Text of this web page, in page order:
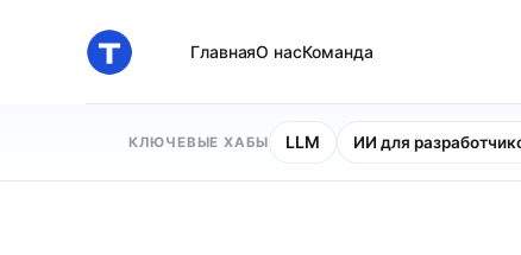
ГлавнаяО насКоманда
КЛЮЧЕВЫЕ ХАБЫ LLM ИИ для